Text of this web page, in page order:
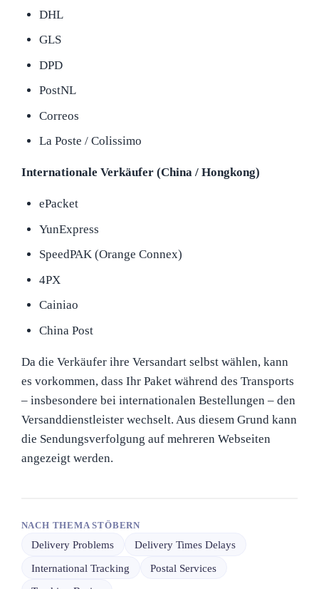
DHL
GLS
DPD
PostNL
Correos
La Poste / Colissimo
Internationale Verkäufer (China / Hongkong)
ePacket
YunExpress
SpeedPAK (Orange Connex)
4PX
Cainiao
China Post
Da die Verkäufer ihre Versandart selbst wählen, kann
es vorkommen, dass Ihr Paket während des Transports
– insbesondere bei internationalen Bestellungen – den
Versanddienstleister wechselt. Aus diesem Grund kann
die Sendungsverfolgung auf mehreren Webseiten
angezeigt werden.
NACH THEMA STÖBERN
Delivery Problems
Delivery Times Delays
International Tracking
Postal Services